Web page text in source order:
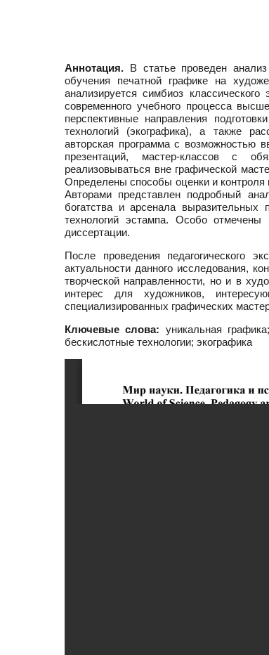
Аннотация. В статье проведен
обучения печатной графике на
анализируется симбиоз
современного учебного процесса
перспективные направления
технологий (экографика), а также
авторская программа с возможностью
презентаций, мастер-классов с
реализовываться вне графической
Определены способы оценки и
Авторами представлен подробный
богатства и арсенала
технологий эстампа. Особо отмечены
диссертации.
После проведения педагогического
актуальности данного исследования,
творческой направленности, но и в
интерес для художников,
специализированных графических
Ключевые слова: уникальная
бескислотные технологии; экографика